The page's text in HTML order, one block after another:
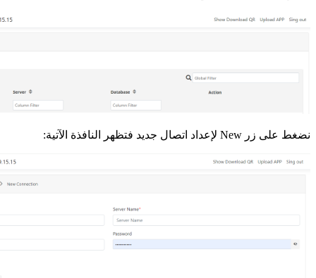
نضغط على زر New لإعداد اتصال جديد فتظهر النافذة الآتية: